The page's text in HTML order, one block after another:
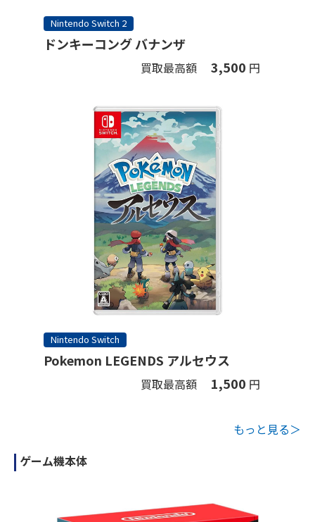
Nintendo Switch 2
ドンキーコング バナンザ
買取最高額 3,500 円
Nintendo Switch
Pokemon LEGENDS アルセウス
買取最高額 1,500 円
もっと見る＞
ゲーム機本体